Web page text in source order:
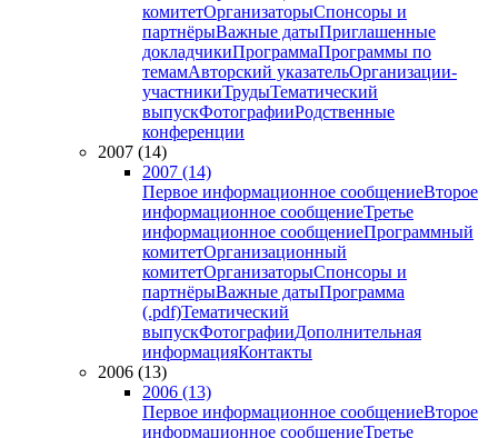
комитетОрганизаторыСпонсоры и
партнёрыВажные датыПриглашенные
докладчикиПрограммаПрограммы по
темамАвторский указательОрганизации-
участникиТрудыТематический
выпускФотографииРодственные
конференции
2007 (14)
2007 (14)
Первое информационное сообщениеВторое
информационное сообщениеТретье
информационное сообщениеПрограммный
комитетОрганизационный
комитетОрганизаторыСпонсоры и
партнёрыВажные датыПрограмма
(.pdf)Тематический
выпускФотографииДополнительная
информацияКонтакты
2006 (13)
2006 (13)
Первое информационное сообщениеВторое
информационное сообщениеТретье